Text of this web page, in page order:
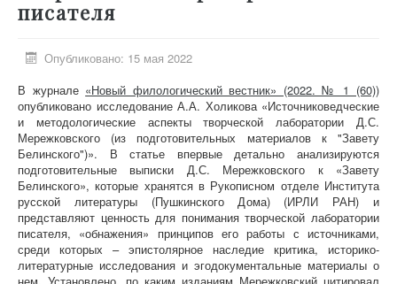
Как работать с сайтом
писателя
Опубликовано: 15 мая 2022
В журнале «Новый филологический вестник» (2022. № 1 (60))
опубликовано исследование А.А. Холикова «Источниковедческие
и методологические аспекты творческой лаборатории Д.С.
Мережковского (из подготовительных материалов к "Завету
Белинского")». В статье впервые детально анализируются
подготовительные выписки Д.С. Мережковского к «Завету
Белинского», которые хранятся в Рукописном отделе Института
русской литературы (Пушкинского Дома) (ИРЛИ РАН) и
представляют ценность для понимания творческой лаборатории
писателя, «обнажения» принципов его работы с источниками,
среди которых – эпистолярное наследие критика, историко-
литературные исследования и эгодокументальные материалы о